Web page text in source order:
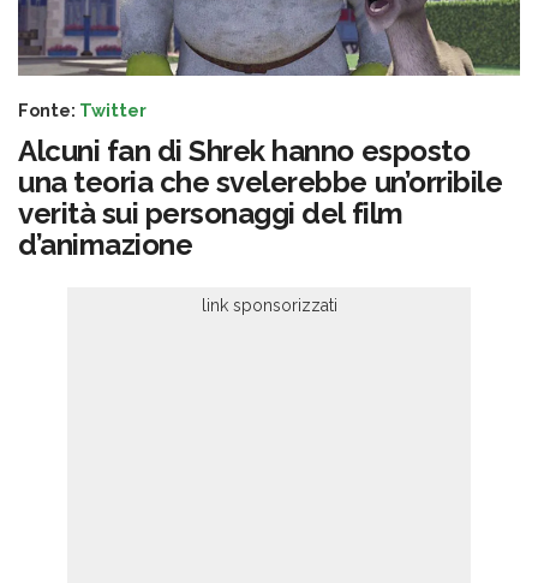
Fonte: Twitter
Alcuni fan di Shrek hanno esposto
una teoria che svelerebbe un’orribile
verità sui personaggi del film
d’animazione